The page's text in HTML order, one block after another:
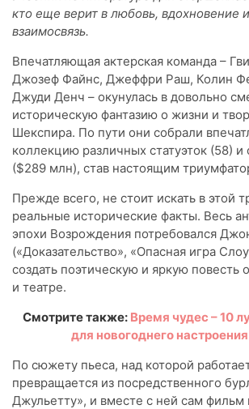
кто еще верит в любовь, вдохновение
взаимосвязь.
Впечатляющая актерская команда –
Джозеф Файнс, Джеффри Раш, Колин
Джуди Денч – окунулась в довольно
историческую фантазию о жизни и
Шекспира. По пути они собрали
коллекцию различных статуэток (58) и
($289 млн), став настоящим
Прежде всего, не стоит искать в этой
реальные исторические факты. Весь
эпохи Возрождения потребовался
(«Доказательство», «Опасная игра
создать поэтическую и яркую повесть
и театре.
Смотрите также: Время чудес – 10
для новогоднего
По сюжету пьеса, над которой
превращается из посредственного
Джульетту», и вместе с ней сам фильм